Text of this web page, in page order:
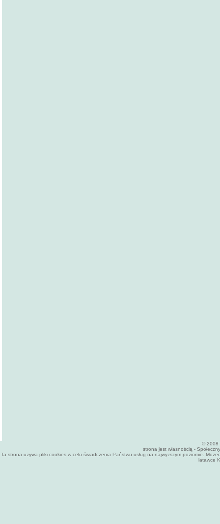
© 2008
strona jest własnością -
Ta strona używa pliki cookies w celu świadczenia Państwu usług na najwyższym poziomie.
latawce